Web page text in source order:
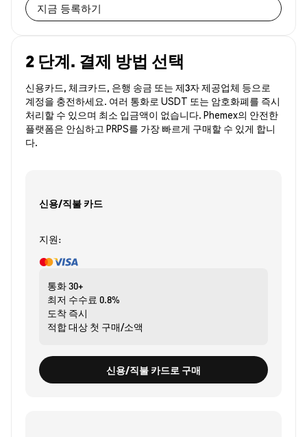
지금 등록하기
2 단계. 결제 방법 선택
신용카드, 체크카드, 은행 송금 또는 제3자 제공업체 등으로
계정을 충전하세요. 여러 통화로 USDT 또는 암호화폐를 즉시
처리할 수 있으며 최소 입금액이 없습니다. Phemex의 안전한
플랫폼은 안심하고 PRPS를 가장 빠르게 구매할 수 있게 합니
다.
신용/직불 카드
지원:
통화30+
최저 수수료 0.8%
도착 즉시
적합 대상 첫 구매/소액
신용/직불 카드로 구매